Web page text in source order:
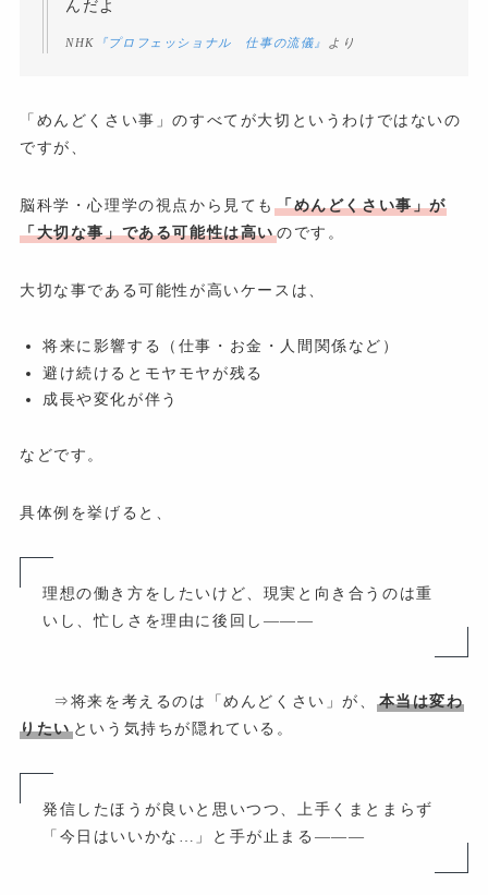
んだよ
NHK 『プロフェッショナル 仕事の流儀』 より
「めんどくさい事」のすべてが大切というわけではないの
ですが、
脳科学・心理学の視点から見ても 「めんどくさい事」が
「大切な事」である可能性は高いのです。
大切な事である可能性が高いケースは、
将来に影響する（仕事・お金・人間関係など）
避け続けるとモヤモヤが残る
成長や変化が伴う
などです。
具体例を挙げると、
理想の働き方をしたいけど、現実と向き合うのは重
いし、忙しさを理由に後回し―――
⇒将来を考えるのは「めんどくさい」が、
本当は変わ
りたいという気持ちが隠れている。
発信したほうが良いと思いつつ、上手くまとまらず
「今日はいいかな…」と手が止まる―――